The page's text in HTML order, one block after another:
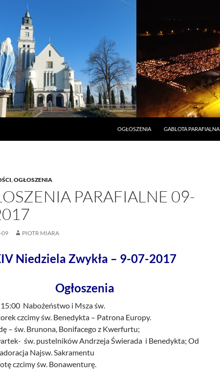
OGŁOSZENIA
GABLOTA PARAFIALNA
,OGŁOSZENIA
PARAFIALNE 09-
09 PIOTR MIARA
Niedziela Zwykła – 9-07-2017
Ogłoszenia
Nabożeństwo i Msza św.
czcimy św. Benedykta – Patrona Europy.
– św. Brunona, Bonifacego z Kwerfurtu;
św. pustelników Andrzeja Świerada i Benedykta; Od
Najsw. Sakramentu
czcimy św. Bonawenturę.